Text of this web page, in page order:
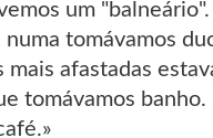
um "balneário".
tomávamos
afastadas
tomávamos banho.